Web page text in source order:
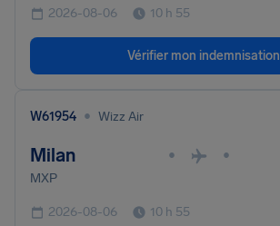
2026-08-06 10 h 55
Vérifier mon indemnisation
W61954 • Wizz Air
Milan • •
MXP
2026-08-06 10 h 55